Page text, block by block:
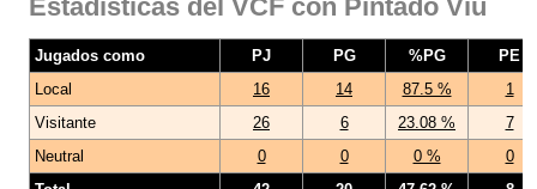
Estadísticas del VCF con Pintado Viu
Jugados como PJ PG %PG
PE
Local
16 14 87.5 %
1
Visitante
26 6 23.08 %
7
Neutral
0 0 0 %
0